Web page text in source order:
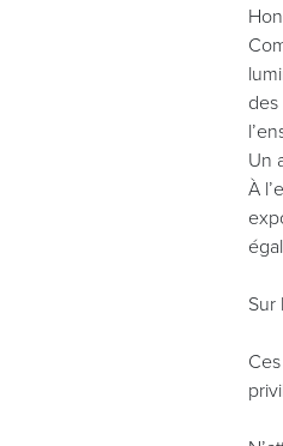
Un
À
Sur